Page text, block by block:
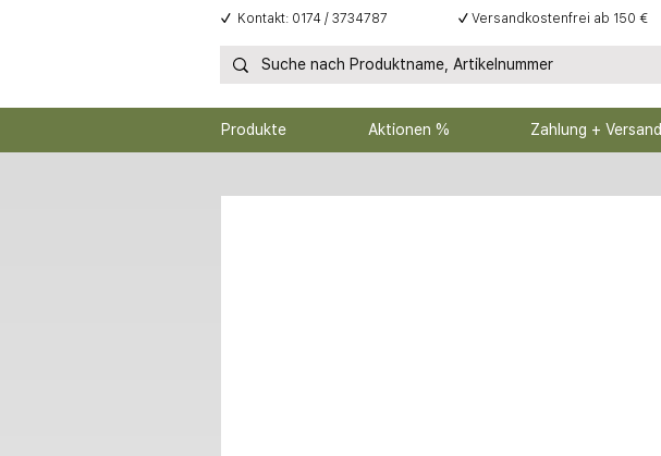
Produkte Aktionen % Zahlung + Versand
✓ Kontakt: 0174 / 3734787 ✓ Versandkostenfrei ab 150 €